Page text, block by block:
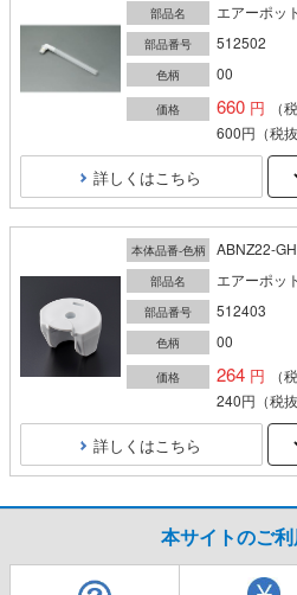
部品名 エアーポッ
部品番号 512502
色柄 00
価格 660
（
600円 （税
詳しくはこちら
本体品番-色柄 ABNZ22-GH
部品名 エアーポ
部品番号 512403
色柄 00
価格 264
（
240円 （税
詳しくはこちら
本サイトのご